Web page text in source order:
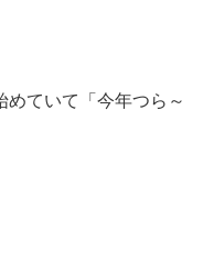
めていて「今年つら～